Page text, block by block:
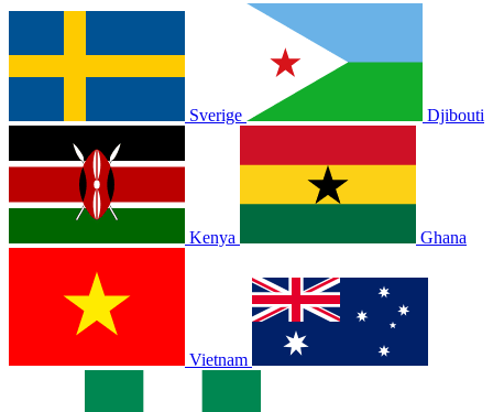
Sverige Djibouti
Kenya Ghana
Vietnam